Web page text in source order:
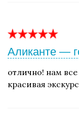
Аликанте —
отлично! нам
красивая